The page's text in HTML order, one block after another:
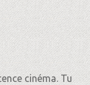
cinéma. Tu